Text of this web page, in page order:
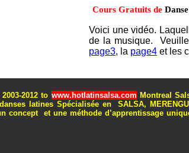
Cours Gratuits de
2012 to www.hotlatinsalsa.com Montreal
latines Spécialisée en SALSA,
concept et une méthode d’apprentissage
Voici une vidéo.
de la musique.
page3, la page4 et les